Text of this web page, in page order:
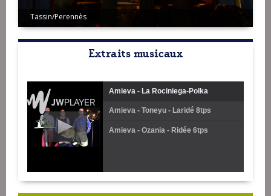
Tassin/Perennès
Extraits musicaux
Amieva - La Rociniega-Polka
Amieva - Toneyu - Laridé 8tps
Amieva - Ozania - Ridée 6tps